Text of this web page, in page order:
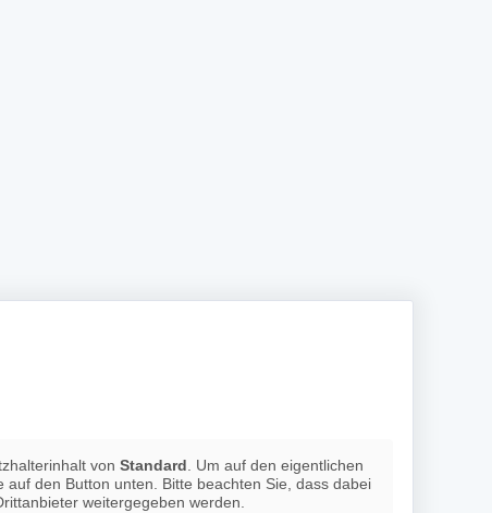
von Standard . Um auf den eigentlichen
auf den Button unten. Bitte beachten Sie, dass dabei
weitergegeben werden.